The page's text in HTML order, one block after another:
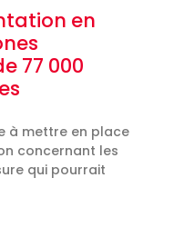
en
77 000
à mettre en place
concernant les
qui pourrait